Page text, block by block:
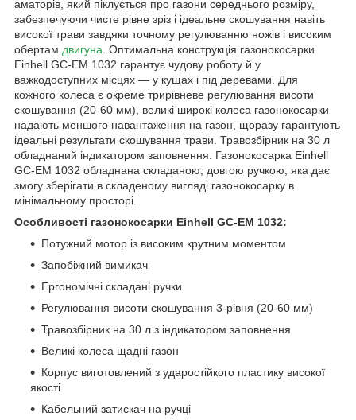
аматорів, який піклується про газони середнього розміру,
забезпечуючи чисте рівне зріз і ідеальне скошування навіть
високої трави завдяки точному регулюванню ножів і високим
обертам двигуна . Оптимальна конструкція газонокосарки
Einhell GC-EM 1032 гарантує чудову роботу й у
важкодоступних місцях — у кущах і під деревами. Для
кожного колеса є окреме трирівневе регулювання висоти
скошування (20-60 мм), великі широкі колеса газонокосарки
надають меншого навантаження на газон, щоразу гарантують
ідеальні результати скошування трави. Травозбірник на 30 л
обладнаний індикатором заповнення. Газонокосарка Einhell
GC-EM 1032 обладнана складаною, довгою ручкою, яка дає
змогу зберігати в складеному вигляді газонокосарку в
мінімальному просторі.
Особливості газонокосарки Einhell GC-EM 1032:
Потужний мотор із високим крутним моментом
Запобіжний вимикач
Ергономічні складані ручки
Регулювання висоти скошування 3-рівня (20-60 мм)
Травозбірник на 30 л з індикатором заповнення
Великі колеса щадні газон
Корпус виготовлений з ударостійкого пластику високої
якості
Кабельний затискач на ручці